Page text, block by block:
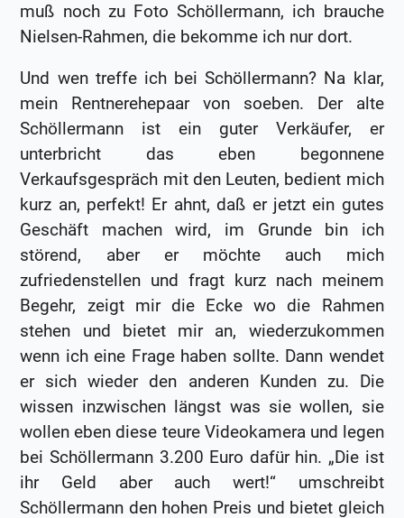
muß noch zu Foto Schöllermann, ich brauche
Nielsen-Rahmen, die bekomme ich nur dort.
Und wen treffe ich bei Schöllermann? Na klar,
mein Rentnerehepaar von soeben. Der alte
Schöllermann ist ein guter Verkäufer, er
unterbricht das eben begonnene
Verkaufsgespräch mit den Leuten, bedient mich
kurz an, perfekt! Er ahnt, daß er jetzt ein gutes
Geschäft machen wird, im Grunde bin ich
störend, aber er möchte auch mich
zufriedenstellen und fragt kurz nach meinem
Begehr, zeigt mir die Ecke wo die Rahmen
stehen und bietet mir an, wiederzukommen
wenn ich eine Frage haben sollte. Dann wendet
er sich wieder den anderen Kunden zu. Die
wissen inzwischen längst was sie wollen, sie
wollen eben diese teure Videokamera und legen
bei Schöllermann 3.200 Euro dafür hin. „Die ist
ihr Geld aber auch wert!“ umschreibt
Schöllermann den hohen Preis und bietet gleich